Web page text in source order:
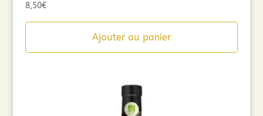
8,50€
Ajouter au panier